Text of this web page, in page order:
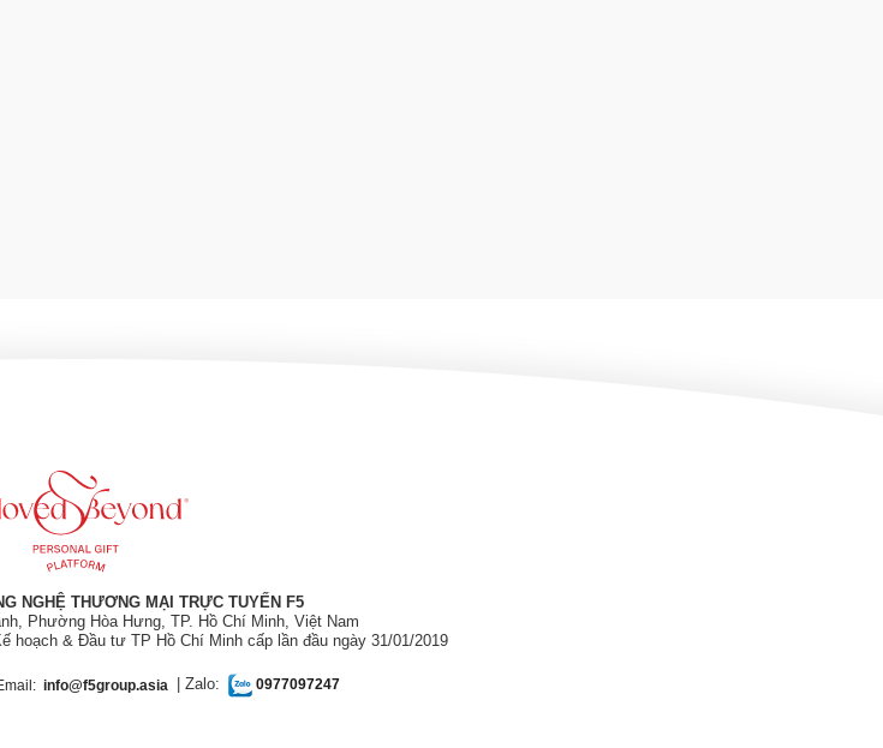
NGHỆ THƯƠNG MẠI TRỰC TUYẾN F5
Phường Hòa Hưng, TP. Hồ Chí Minh, Việt Nam
hoạch & Đầu tư TP Hồ Chí Minh cấp lần đầu ngày 31/01/2019
info@f5group.asia | Zalo: 0977097247